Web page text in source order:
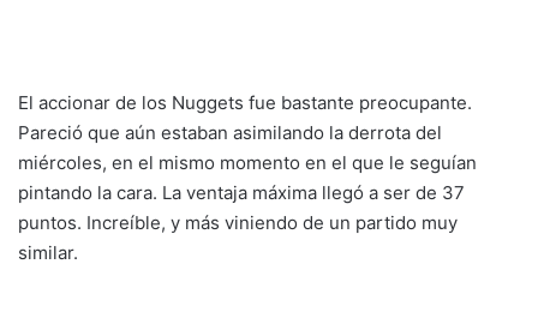
El accionar de los Nuggets fue bastante preocupante.
Pareció que aún estaban asimilando la derrota del
miércoles, en el mismo momento en el que le seguían
pintando la cara. La ventaja máxima llegó a ser de 37
puntos. Increíble, y más viniendo de un partido muy
similar.